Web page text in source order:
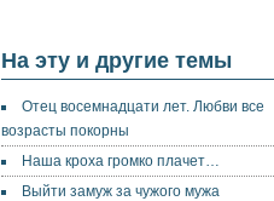
На эту и другие темы
Отец восемнадцати лет. Любви все
возрасты покорны
Наша кроха громко плачет…
Выйти замуж за чужого мужа